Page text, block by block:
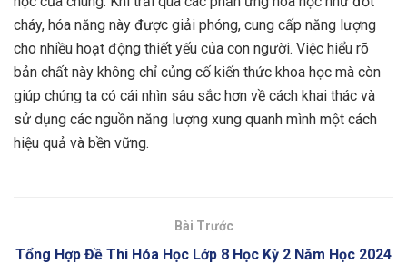
cháy, hóa năng này được giải phóng, cung cấp năng lượng
cho nhiều hoạt động thiết yếu của con người. Việc hiểu rõ
bản chất này không chỉ củng cố kiến thức khoa học mà còn
giúp chúng ta có cái nhìn sâu sắc hơn về cách khai thác và
sử dụng các nguồn năng lượng xung quanh mình một cách
hiệu quả và bền vững.
Bài Trước
Tổng Hợp Đề Thi Hóa Học Lớp 8 Học Kỳ 2 Năm Học 2024